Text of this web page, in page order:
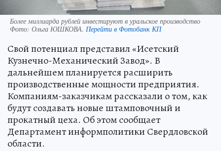
Более миллиарда рублей инвестируют в уральское производство
Фото: Ольга ЮШКОВА. Перейти в Фотобанк КП
Свой потенциал представил «Исетский
Кузнечно-Механический Завод». В
дальнейшем планируется расширить
производственные мощности предприятия.
Компаниям-заказчикам рассказали о том, как
будут создавать новые штамповочный и
прокатный цеха. Об этом сообщает
Департамент информполитики Свердловской
области.